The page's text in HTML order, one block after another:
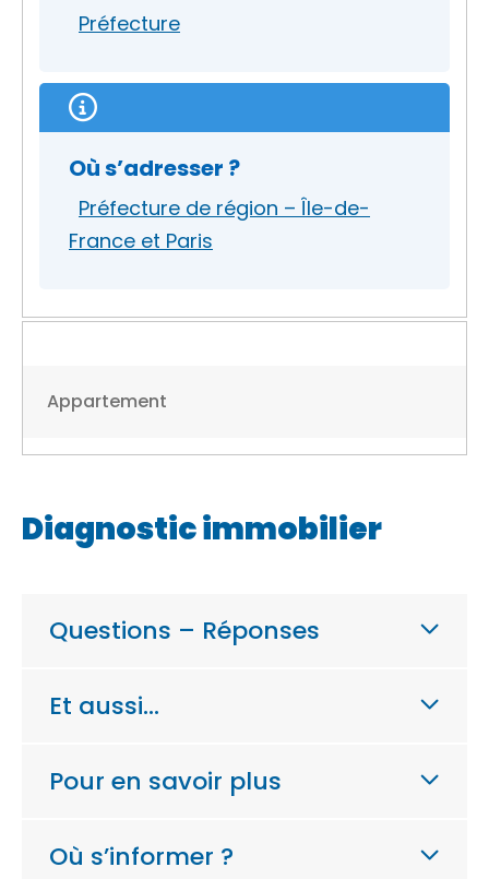
Préfecture
Où s’adresser ?
Préfecture de région – Île-de-
France et Paris
Appartement
Diagnostic immobilier
Questions – Réponses
Et aussi…
Pour en savoir plus
Où s’informer ?